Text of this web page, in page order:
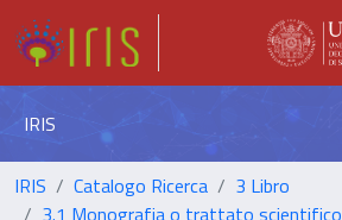
IRIS
IRIS Catalogo Ricerca
3 Libro
3.1 Monografia o trattato scientifico